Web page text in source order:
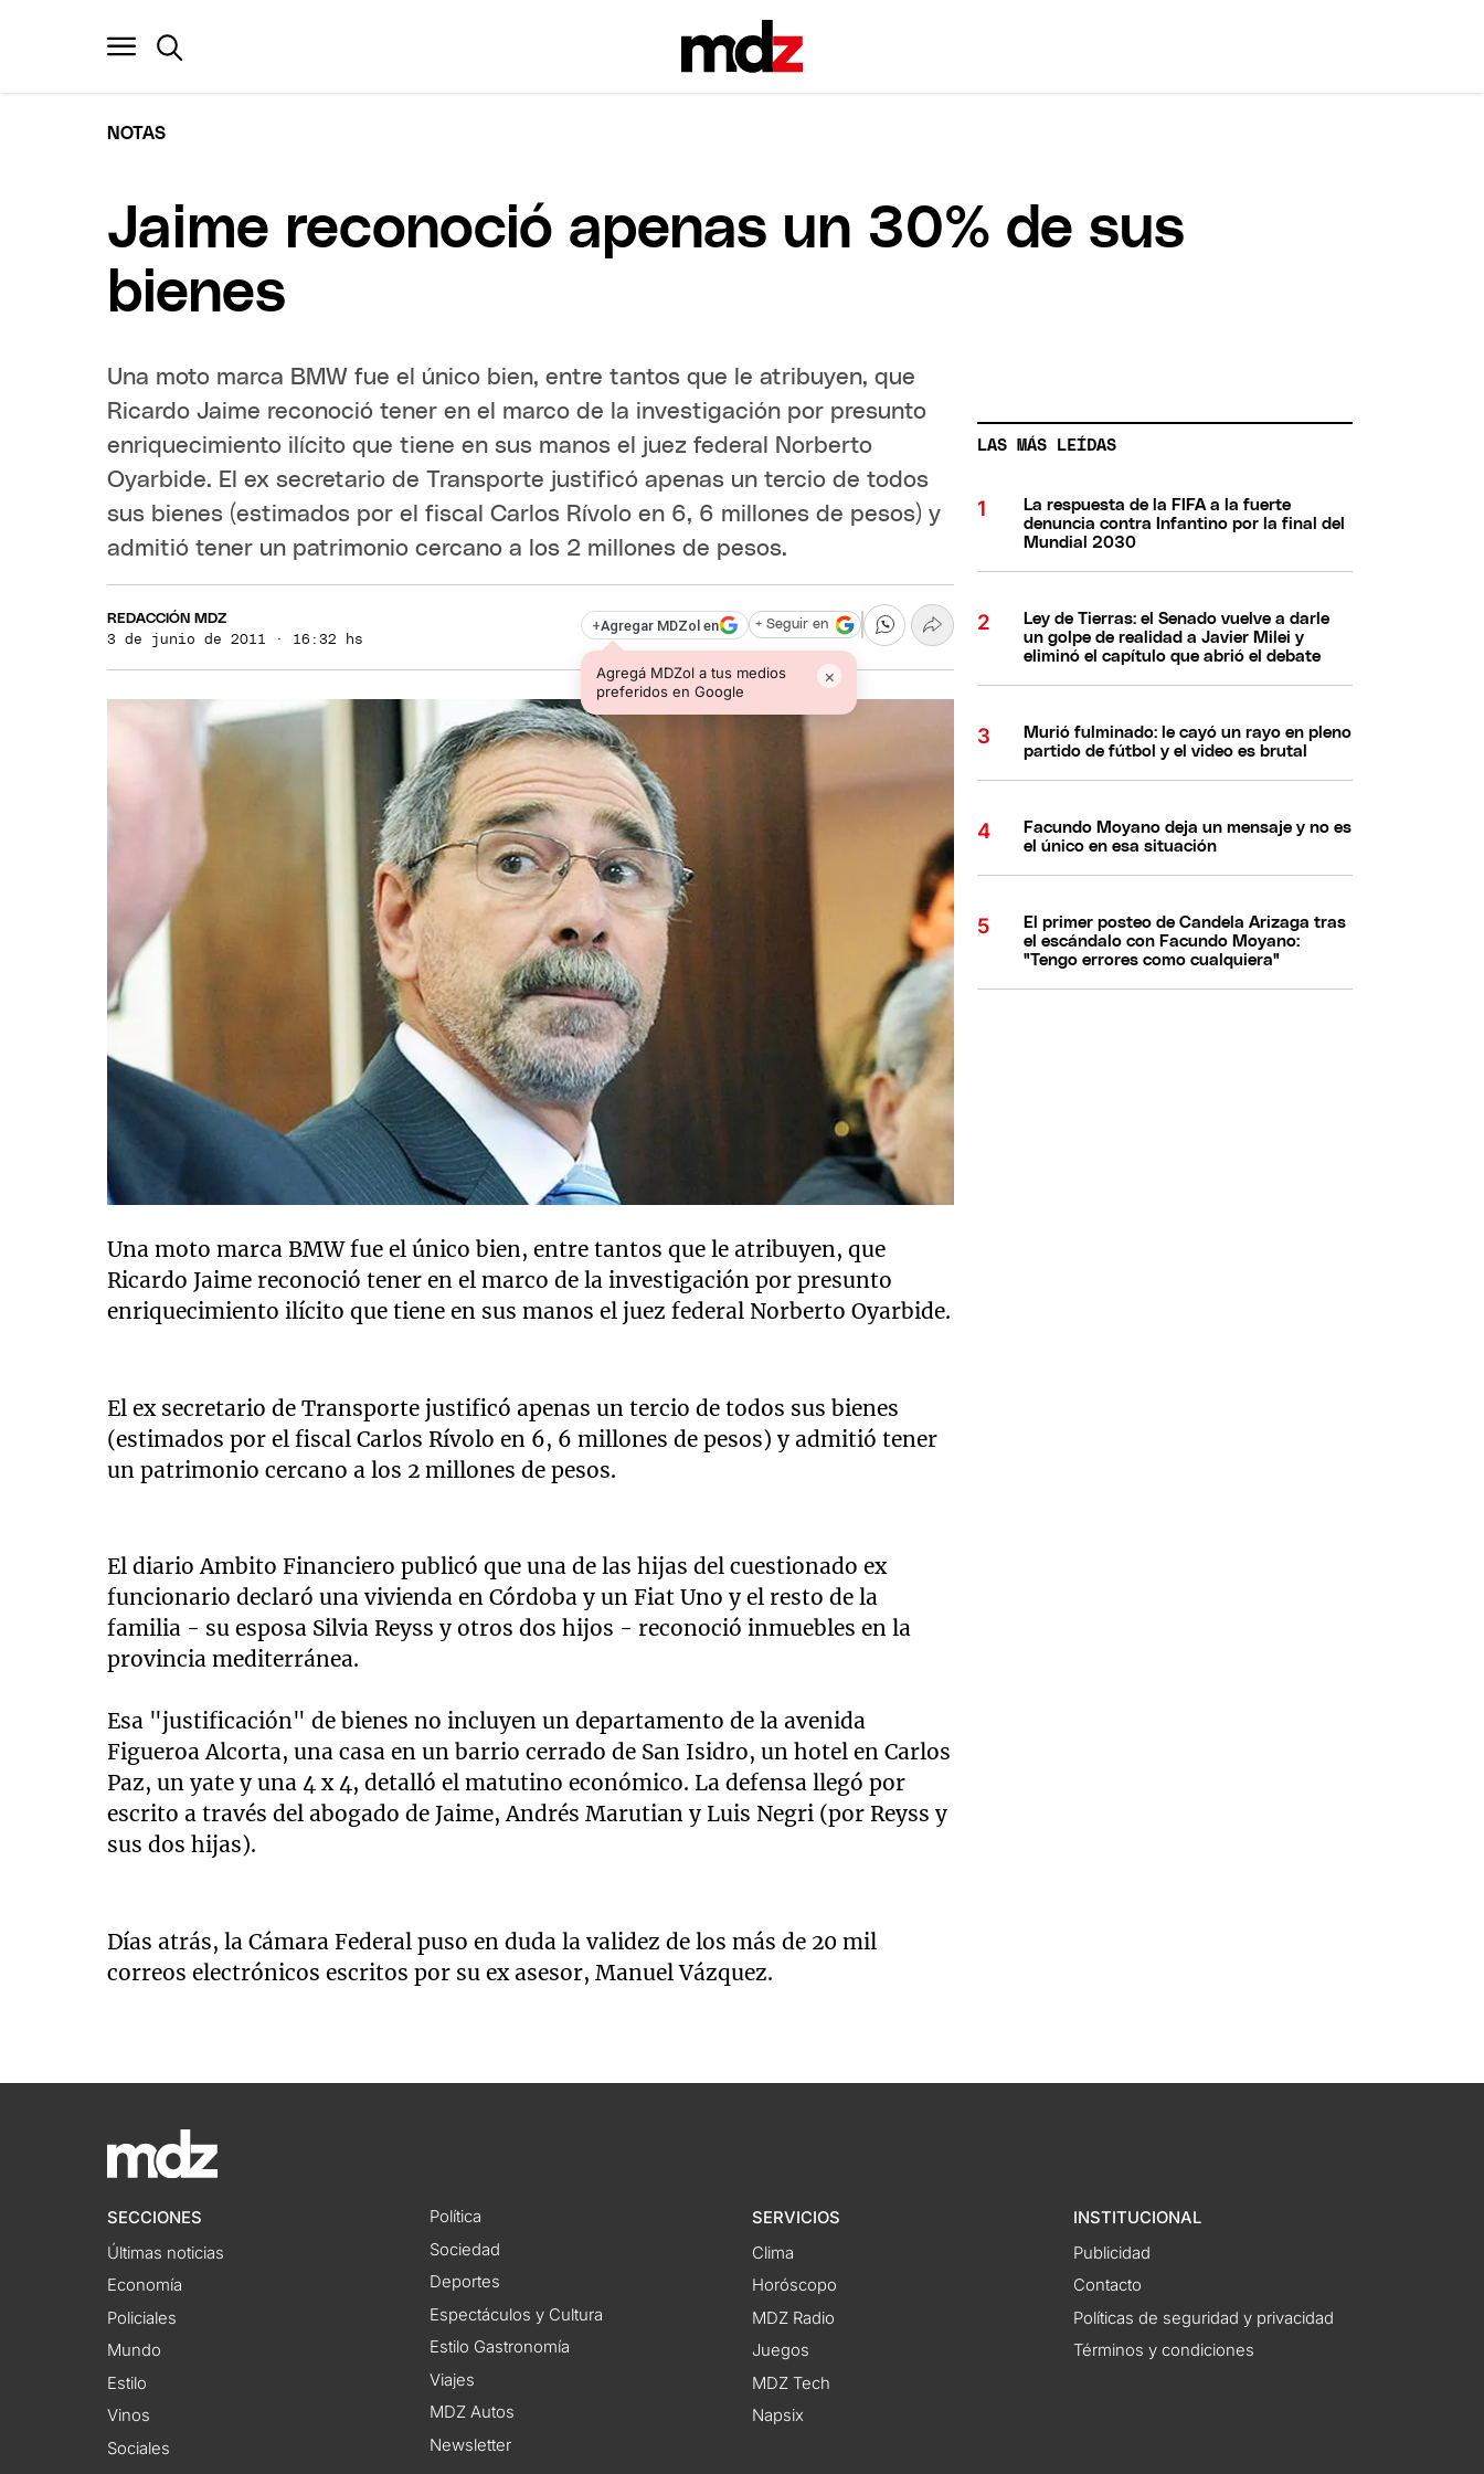
NOTAS
Jaime reconoció apenas un 30% de sus
bienes
Una moto marca BMW fue el único bien, entre tantos que le atribuyen, que
Ricardo Jaime reconoció tener en el marco de la investigación por presunto
enriquecimiento ilícito que tiene en sus manos el juez federal Norberto
Oyarbide. El ex secretario de Transporte justificó apenas un tercio de todos
sus bienes (estimados por el fiscal Carlos Rívolo en 6, 6 millones de pesos) y
admitió tener un patrimonio cercano a los 2 millones de pesos.
REDACCIÓN MDZ
3 de junio de 2011 · 16:32 hs
+Agregar MDZol en
Agregá MDZol a tus medios
preferidos en Google
×
+ Seguir en
Una moto marca BMW fue el único bien, entre tantos que le atribuyen, que
Ricardo Jaime reconoció tener en el marco de la investigación por presunto
enriquecimiento ilícito que tiene en sus manos el juez federal Norberto Oyarbide.
El ex secretario de Transporte justificó apenas un tercio de todos sus bienes
(estimados por el fiscal Carlos Rívolo en 6, 6 millones de pesos) y admitió tener
un patrimonio cercano a los 2 millones de pesos.
El diario Ambito Financiero publicó que una de las hijas del cuestionado ex
funcionario declaró una vivienda en Córdoba y un Fiat Uno y el resto de la
familia - su esposa Silvia Reyss y otros dos hijos - reconoció inmuebles en la
provincia mediterránea.
Esa "justificación" de bienes no incluyen un departamento de la avenida
Figueroa Alcorta, una casa en un barrio cerrado de San Isidro, un hotel en Carlos
Paz, un yate y una 4 x 4, detalló el matutino económico. La defensa llegó por
escrito a través del abogado de Jaime, Andrés Marutian y Luis Negri (por Reyss y
sus dos hijas).
Días atrás, la Cámara Federal puso en duda la validez de los más de 20 mil
correos electrónicos escritos por su ex asesor, Manuel Vázquez.
LAS MÁS LEÍDAS
La respuesta de la FIFA a la fuerte
denuncia contra Infantino por la final del
Mundial 2030
Ley de Tierras: el Senado vuelve a darle
un golpe de realidad a Javier Milei y
eliminó el capítulo que abrió el debate
Murió fulminado: le cayó un rayo en pleno
partido de fútbol y el video es brutal
Facundo Moyano deja un mensaje y no es
el único en esa situación
El primer posteo de Candela Arizaga tras
el escándalo con Facundo Moyano:
"Tengo errores como cualquiera"
SECCIONES
Últimas noticias
Economía
Policiales
Mundo
Estilo
Vinos
Sociales
Política
Sociedad
Deportes
Espectáculos y Cultura
Estilo Gastronomía
Viajes
MDZ Autos
Newsletter
SERVICIOS
Clima
Horóscopo
MDZ Radio
Juegos
MDZ Tech
Napsix
INSTITUCIONAL
Publicidad
Contacto
Políticas de seguridad y privacidad
Términos y condiciones